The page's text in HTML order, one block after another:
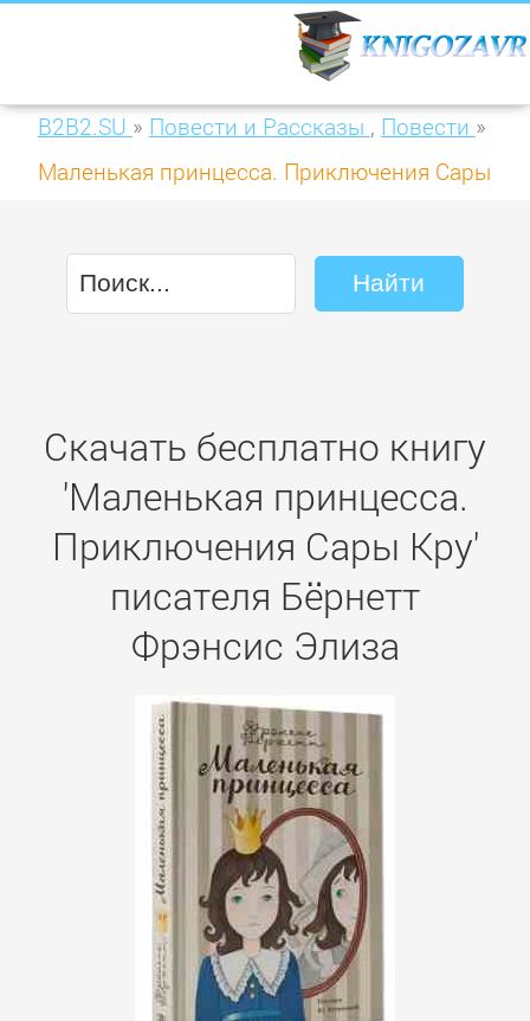
B2B2.SU » Повести и Рассказы , Повести »
Маленькая принцесса. Приключения Сары
Скачать бесплатно книгу
'Маленькая принцесса.
Приключения Сары Кру'
писателя Бёрнетт
Фрэнсис Элиза